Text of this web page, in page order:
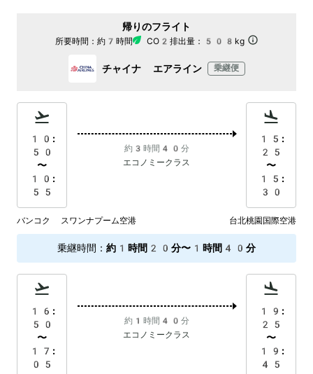
帰りのフライト
所要時間： 約7時間 CO2排出量： 508kg
チャイナ エアライン 乗継便
10:
50
〜
10:
55
約3時間40分
エコノミークラス
15:
25
〜
15:
30
バンコク スワンナプーム空港 台北桃園国際空港
乗継時間 ： 約1時間20分〜1時間40分
16:
50
〜
17:
05
約1時間40分
エコノミークラス
19:
25
〜
19:
45